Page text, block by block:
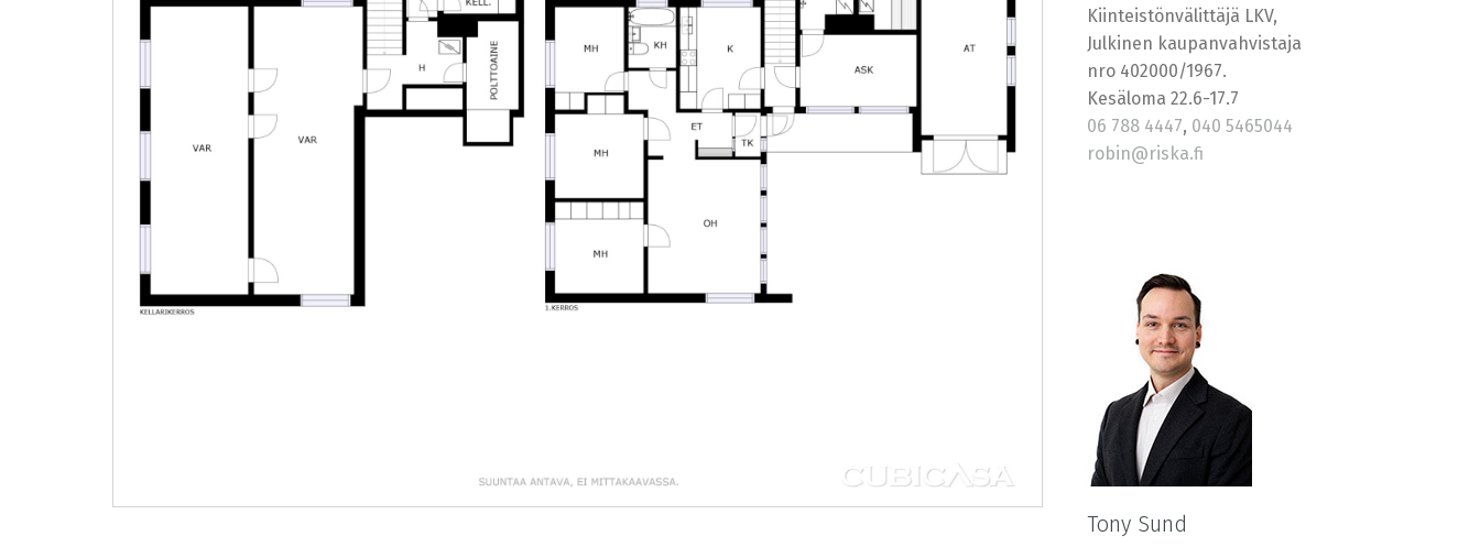
Kiinteistönvälittäjä LKV,
Julkinen kaupanvahvistaja
nro 402000/1967.
Kesäloma 22.6-17.7
06 788 4447, 040 5465044
robin@riska.fi
Tony Sund